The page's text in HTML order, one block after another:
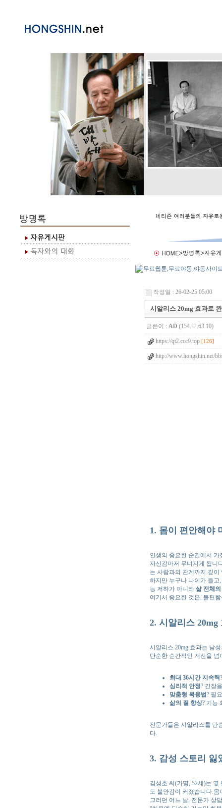
작성일 : 26-02-25 05:00
시알리스 20mg 효과로
글쓴이 : AD (154.♡.63.10)
https://qt2.ccc9.top [126]
http://www.hongshin.net/
1. 몸이 편안해야
인생의 중요한 순간에서
자신감마저 무너지게 됩니
는 사람과의 관계까지 깊
하지만 누구나 나이가 들
능 저하가 아니라 삶 전체
여기서 중요한 것은, 불편
2. 시알리스
시알리스 20mg 효과는 남
단순한 순간적인 개선을 넘
최대 36시간 지속력
심리적 안정? 긴장
맞춤형 복용법? 필
삶의 질 향상? 기능
전문가들은 시알리스를 단
다.
3. 감성 스토리 잃
김성호 씨(가명, 52세)는
도 불안감이 커졌습니다.
그러던 어느 날, 전문가 상